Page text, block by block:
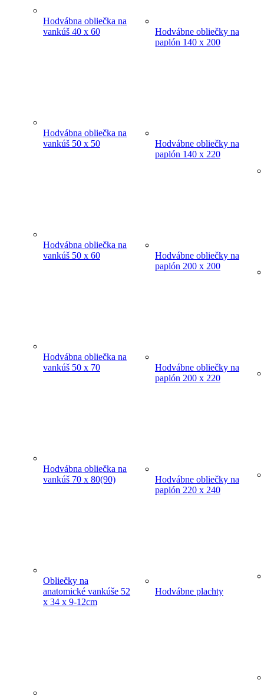
Hodvábna obliečka na
vankúš 40 x 60
Hodvábna obliečka na
vankúš 50 x 50
Hodvábna obliečka na
vankúš 50 x 60
Hodvábna obliečka na
vankúš 50 x 70
Hodvábna obliečka na
vankúš 70 x 80(90)
Obliečky na
anatomické vankúše 52
x 34 x 9-12cm
Hodvábne obliečky na
paplón 140 x 200
Hodvábne obliečky na
paplón 140 x 220
Hodvábne obliečky na
paplón 200 x 200
Hodvábne obliečky na
paplón 200 x 220
Hodvábne obliečky na
paplón 220 x 240
Hodvábne plachty